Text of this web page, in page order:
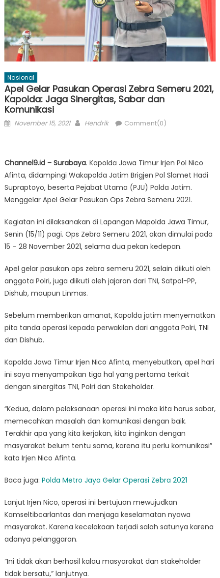
Nasional
Apel Gelar Pasukan Operasi Zebra Semeru 2021,
Kapolda: Jaga Sinergitas, Sabar dan
Komunikasi
Posted
November 15, 2021 Author
Hendrik Comment(0)
Channel9.id – Surabaya. Kapolda Jawa Timur Irjen Pol Nico
Afinta, didampingi Wakapolda Jatim Brigjen Pol Slamet Hadi
Supraptoyo, beserta Pejabat Utama (PJU) Polda Jatim.
Menggelar Apel Gelar Pasukan Ops Zebra Semeru 2021.
Kegiatan ini dilaksanakan di Lapangan Mapolda Jawa Timur,
Senin (15/11) pagi. Ops Zebra Semeru 2021, akan dimulai pada
15 – 28 November 2021, selama dua pekan kedepan.
Apel gelar pasukan ops zebra semeru 2021, selain diikuti oleh
anggota Polri, juga diikuti oleh jajaran dari TNI, Satpol-PP,
Dishub, maupun Linmas.
Sebelum memberikan amanat, Kapolda jatim menyematkan
pita tanda operasi kepada perwakilan dari anggota Polri, TNI
dan Dishub.
Kapolda Jawa Timur Irjen Nico Afinta, menyebutkan, apel hari
ini saya menyampaikan tiga hal yang pertama terkait
dengan sinergitas TNI, Polri dan Stakeholder.
“Kedua, dalam pelaksanaan operasi ini maka kita harus sabar,
memecahkan masalah dan komunikasi dengan baik.
Terakhir apa yang kita kerjakan, kita inginkan dengan
masyarakat belum tentu sama, karena itu perlu komunikasi”
kata Irjen Nico Afinta.
Baca juga: Polda Metro Jaya Gelar Operasi Zebra 2021
Lanjut Irjen Nico, operasi ini bertujuan mewujudkan
Kamseltibcarlantas dan menjaga keselamatan nyawa
masyarakat. Karena kecelakaan terjadi salah satunya karena
adanya pelanggaran.
“Ini tidak akan berhasil kalau masyarakat dan stakeholder
tidak bersatu,” lanjutnya.